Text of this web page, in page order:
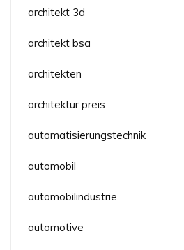
architekt 3d
architekt bsa
architekten
architektur preis
automatisierungstechnik
automobil
automobilindustrie
automotive